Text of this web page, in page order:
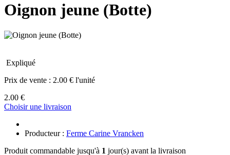
Oignon jeune (Botte)
Expliqué
Prix de vente : 2.00 € l'unité
2.00 €
Choisir une livraison
Producteur : Ferme Carine Vrancken
Produit commandable jusqu'à 1 jour(s) avant la livraison